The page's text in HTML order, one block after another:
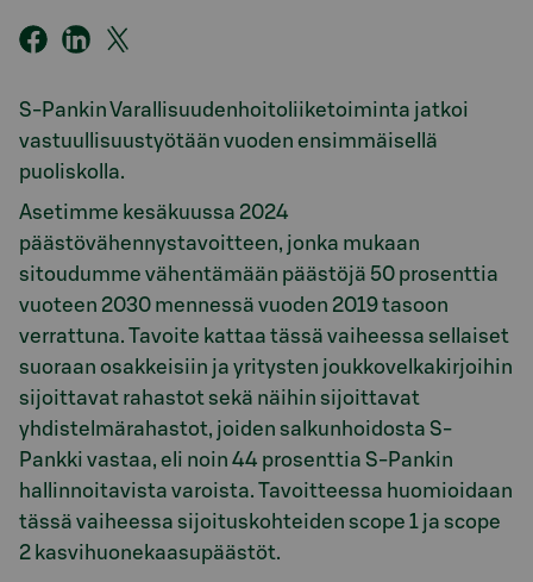
S-Pankin Varallisuudenhoitoliiketoiminta jatkoi
vastuullisuustyötään vuoden ensimmäisellä
puoliskolla.
Asetimme kesäkuussa 2024
päästövähennystavoitteen, jonka mukaan
sitoudumme vähentämään päästöjä 50 prosenttia
vuoteen 2030 mennessä vuoden 2019 tasoon
verrattuna. Tavoite kattaa tässä vaiheessa sellaiset
suoraan osakkeisiin ja yritysten joukkovelkakirjoihin
sijoittavat rahastot sekä näihin sijoittavat
yhdistelmärahastot, joiden salkunhoidosta S-
Pankki vastaa, eli noin 44 prosenttia S-Pankin
hallinnoitavista varoista. Tavoitteessa huomioidaan
tässä vaiheessa sijoituskohteiden scope 1 ja scope
2 kasvihuonekaasupäästöt.